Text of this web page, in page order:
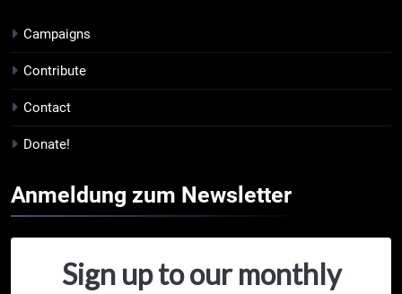
Campaigns
Contribute
Contact
Donate!
Anmeldung zum Newsletter
Sign up to our monthly